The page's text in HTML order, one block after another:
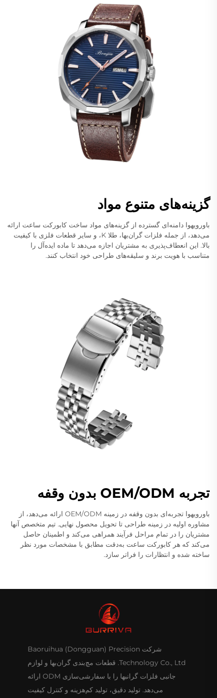
گزینه‌های متنوع مواد
باورویهوا دامنه‌ای گسترده از گزینه‌های مواد ساخت کابورکت ساعت ارائه
می‌دهد، از جمله فلزات گران‌بها، طلا K، و سایر قطعات فلزی با کیفیت
بالا. این انعطاف‌پذیری به مشتریان اجازه می‌دهد تا ماده ایده‌آل را
متناسب با هویت برند و سلیقه‌های طراحی خود انتخاب کنند.
تجربه OEM/ODM بدون وقفه
باورویهوا تجربه‌ای بدون وقفه در زمینه OEM/ODM ارائه می‌دهد، از
مشاوره اولیه در زمینه طراحی تا تحویل محصول نهایی. تیم متخصص آنها
مشتریان را در تمام مراحل فرآیند همراهی می‌کند و اطمینان حاصل
می‌کند که هر کابورکت ساعت به‌دقت مطابق با مشخصات مورد نظر
ساخته شده و انتظارات را فراتر سازد.
شرکت Baoruihua (Dongguan) Precision
Technology Co., Ltd. قطعات مچ‌بندی گران‌بها و لوازم
جانبی فلزات گرانبها را با سفارشی‌سازی ODM ارائه
می‌دهد. تولید دقیق، تولید کم‌هزینه و کنترل کیفیت